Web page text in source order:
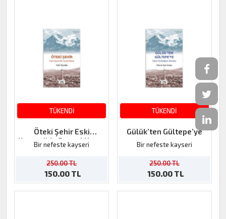
TÜKENDİ
Öteki Şehir Eski
Kayseri’de Sosyal Hayat
Bir nefeste kayseri
250.00 TL
150.00 TL
TÜKENDİ
Gülük’ten Gültepe’ye
Bir nefeste kayseri
250.00 TL
150.00 TL